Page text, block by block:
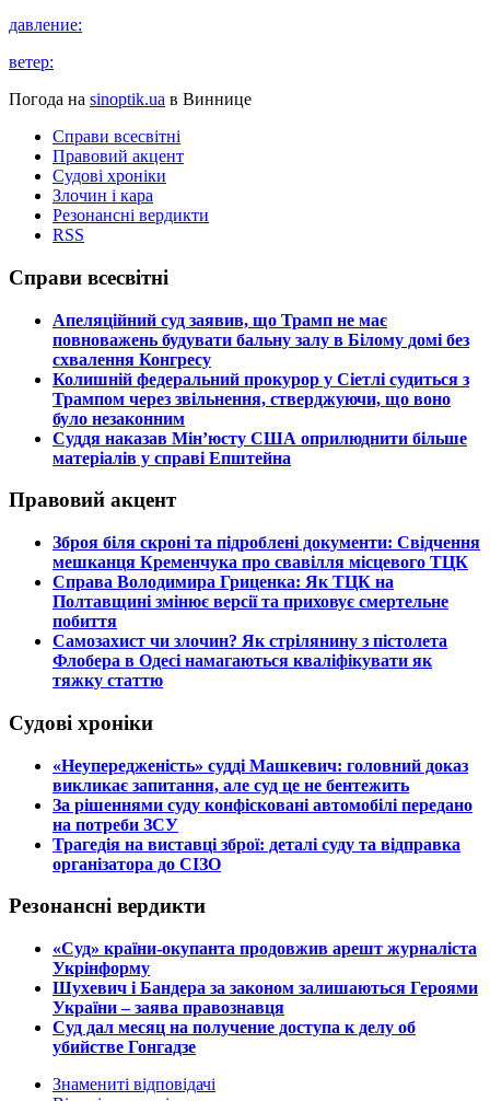
давление:
ветер:
Погода на sinoptik.ua в Виннице
Справи всесвітні
Правовий акцент
Судові хроніки
Злочин і кара
Резонансні вердикти
RSS
Справи всесвітні
​Апеляційний суд заявив, що Трамп не має
повноважень будувати бальну залу в Білому домі без
схвалення Конгресу
​Колишній федеральний прокурор у Сіетлі судиться з
Трампом через звільнення, стверджуючи, що воно
було незаконним
​Суддя наказав Мін’юсту США оприлюднити більше
матеріалів у справі Епштейна
Правовий акцент
​Зброя біля скроні та підроблені документи: Свідчення
мешканця Кременчука про свавілля місцевого ТЦК
​Справа Володимира Гриценка: Як ТЦК на
Полтавщині змінює версії та приховує смертельне
побиття
​Самозахист чи злочин? Як стрілянину з пістолета
Флобера в Одесі намагаються кваліфікувати як
тяжку статтю
Судові хроніки
​«Неупередженість» судді Машкевич: головний доказ
викликає запитання, але суд це не бентежить
​За рішеннями суду конфісковані автомобілі передано
на потреби ЗСУ
​Трагедія на виставці зброї: деталі суду та відправка
організатора до СІЗО
Резонансні вердикти
​«Суд» країни-окупанта продовжив арешт журналіста
Укрінформу
Шухевич і Бандера за законом залишаються Героями
України – заява правознавця
Суд дал месяц на получение доступа к делу об
убийстве Гонгадзе
Знамениті відповідачі